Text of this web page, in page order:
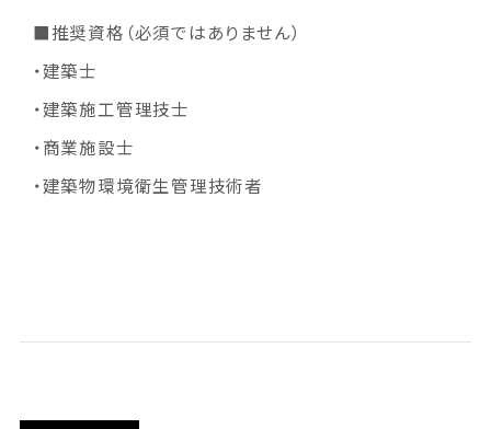
■推奨資格（必須ではありません）
・建築士
・建築施工管理技士
・商業施設士
・建築物環境衛生管理技術者